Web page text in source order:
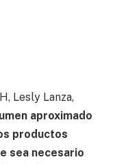
Lesly Lanza,
aproximado
productos
sea necesario